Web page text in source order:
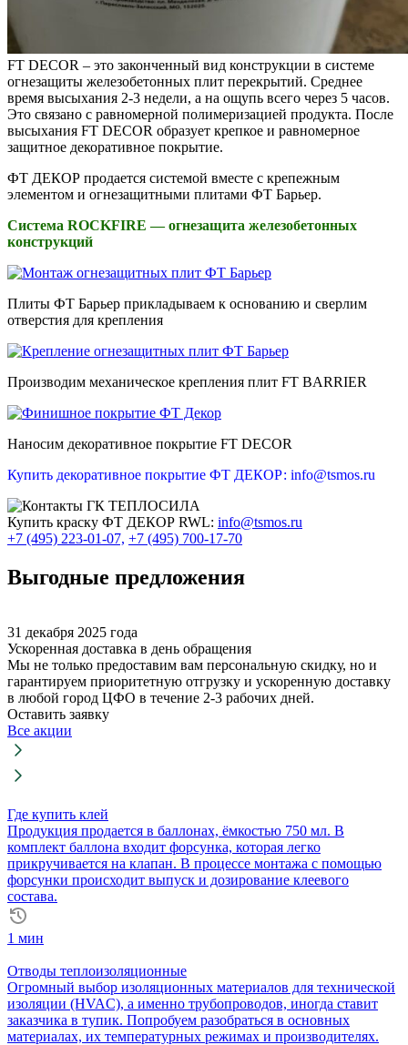
FT DECOR – это законченный вид конструкции в системе
огнезащиты железобетонных плит перекрытий. Среднее
время высыхания 2-3 недели, а на ощупь всего через 5 часов.
Это связано с равномерной полимеризацией продукта. После
высыхания FT DECOR образует крепкое и равномерное
защитное декоративное покрытие.
ФТ ДЕКОР продается системой вместе с крепежным
элементом и огнезащитными плитами ФТ Барьер.
Система ROCKFIRE — огнезащита железобетонных
конструкций
Плиты ФТ Барьер прикладываем к основанию и сверлим
отверстия для крепления
Производим механическое крепления плит FT BARRIER
Наносим декоративное покрытие FT DECOR
Купить декоративное покрытие ФТ ДЕКОР: info@tsmos.ru
Купить краску ФТ ДЕКОР RWL: info@tsmos.ru
+7 (495) 223-01-07, +7 (495) 700-17-70
Выгодные предложения
31 декабря 2025 года
Ускоренная доставка в день обращения
Мы не только предоставим вам персональную скидку, но и
гарантируем приоритетную отгрузку и ускоренную доставку
в любой город ЦФО в течение 2-3 рабочих дней.
Оставить заявку
Все акции
Где купить клей
Продукция продается в баллонах, ёмкостью 750 мл. В
комплект баллона входит форсунка, которая легко
прикручивается на клапан. В процессе монтажа с помощью
форсунки происходит выпуск и дозирование клеевого
состава.
1 мин
Отводы теплоизоляционные
Огромный выбор изоляционных материалов для технической
изоляции (HVAC), а именно трубопроводов, иногда ставит
заказчика в тупик. Попробуем разобраться в основных
материалах, их температурных режимах и производителях.